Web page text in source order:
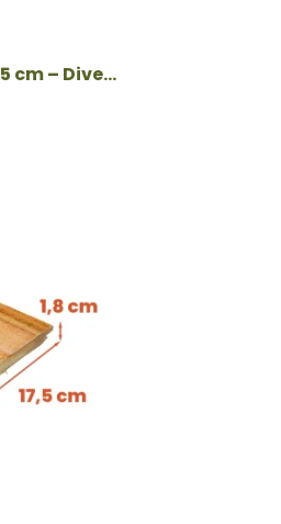
Douglas plank 2,1×25 cm – Diverse lengtes